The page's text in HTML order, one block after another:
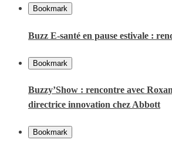
Bookmark
Buzz E-santé en pause estivale :
Bookmark
Buzzy’Show : rencontre avec
directrice innovation chez Abbott
Bookmark